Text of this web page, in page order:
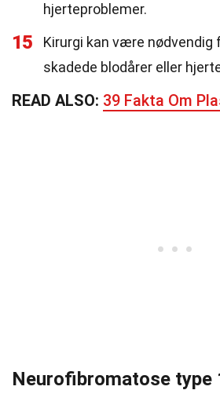
hjerteproblemer.
15
Kirurgi kan være nødvendig
skadede blodårer eller
READ ALSO: 39 Fakta Om
Neurofibromatose type